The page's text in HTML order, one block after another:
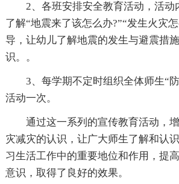
2、各班安排安全教育活动，活动
了解“地震来了该怎么办?”“发生火灾
导，让幼儿了解地震的发生与避震措
识。。
3、每学期不定时组织全体师生“
活动一次。
通过这一系列的宣传教育活动，
灾减灾的认识，让广大师生了解和认
习生活工作中的重要地位和作用，提
意识，取得了良好的效果。